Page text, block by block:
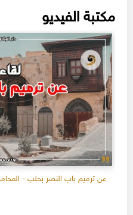
مكتبة الفيديو
عن ترميم باب النصر بحلب - المحامي